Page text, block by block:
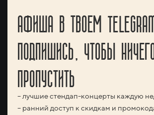
АФИША В ТВОЕМ
ПОДПИШИСЬ, ЧТОБЫ
ПРОПУСТИТЬ
– лучшие стендап-концерты каждую
– ранний доступ к скидкам и